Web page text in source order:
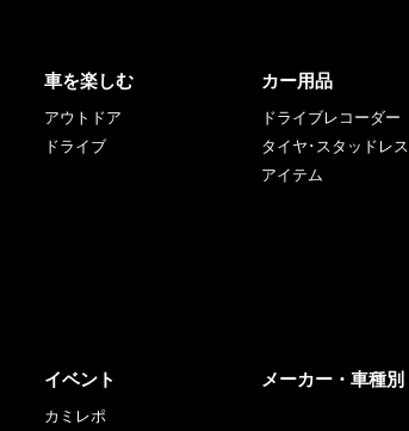
車を楽しむ
アウトドア
ドライブ
カー用品
ドライブレコーダー
タイヤ･スタッドレス
アイテム
イベント
カミレポ
メーカー・車種別